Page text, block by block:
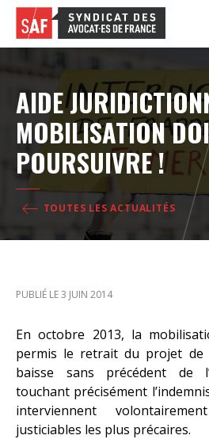
AIDE
MOBILISATION
POURSUIVRE !
TOUTES LES ACTUALITÉS
PUBLIÉ LE 3 JUIN 2014
En octobre 2013, la
permis le retrait du projet de
baisse sans précédent de
touchant précisément
interviennent
justiciables les plus précaires.